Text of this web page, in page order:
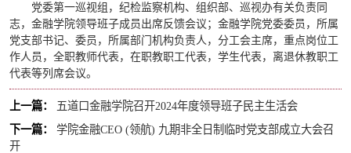
党委第一巡视组，纪检监察机构、组织部、巡视办有关负责同
志，金融学院领导班子成员出席反馈会议；金融学院党委委员，所属
党支部书记、委员，所属部门机构负责人，分工会主席，重点岗位工
作人员，全职教师代表，在职教职工代表，学生代表，离退休教职工
代表等列席会议。
上一篇：
五道口金融学院召开2024年度领导班子民主生活会
下一篇：
学院金融CEO (领航) 九期非全日制临时党支部成立大会召
开